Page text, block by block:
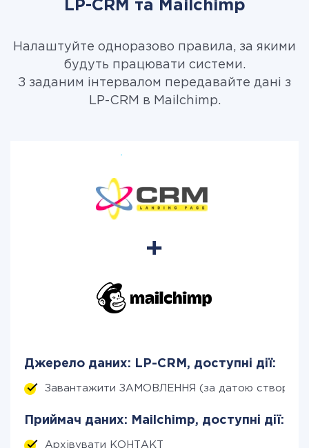
LP-CRM та Mailchimp
Налаштуйте одноразово правила, за якими
будуть працювати системи.
З заданим інтервалом передавайте дані з
LP-CRM в Mailchimp.
Джерело даних: LP-CRM, доступні дії:
Завантажити ЗАМОВЛЕННЯ (за датою
Приймач даних: Mailchimp, доступні дії:
Архівувати КОНТАКТ